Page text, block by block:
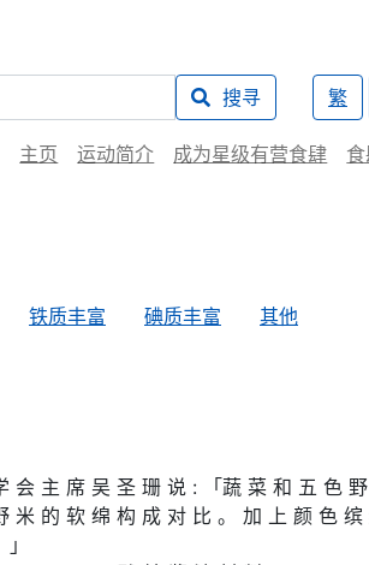
搜寻 繁
主页 运动简介 成为星级有营食肆
铁质丰富 碘质丰富 其他
会 主 席 吴 圣 珊 说 : 「蔬 菜 和 五 色
米 的 软 绵 构 成 对 比 。 加 上 颜 色